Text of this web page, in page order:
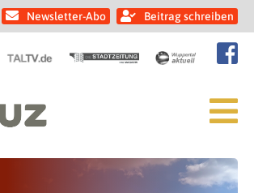
Newsletter-Abo Beitrag schreiben